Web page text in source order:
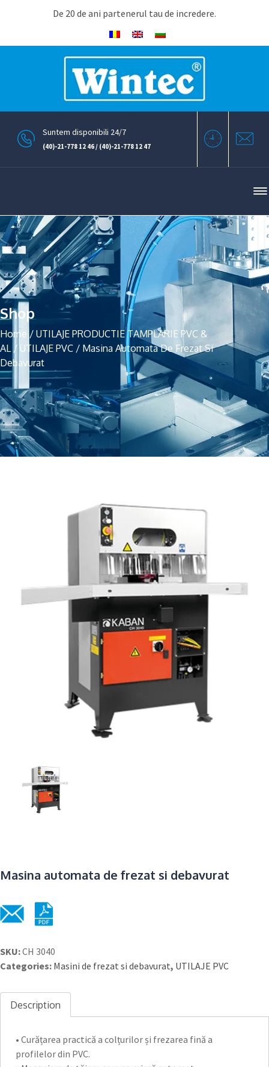
De 20 de ani partenerul tau de incredere.
Suntem disponibili 24/7
(40)-21-778 12 46 / (40)-21-778 12 47
Shop
Home / UTILAJE PRODUCTIE TAMPLARIE PVC &
AL/ UTILAJE PVC / Masina Automata De Frezat Si
Debavurat
Masina automata de frezat si debavurat
SKU:CH 3040
Categories: Masini de frezat si debavurat, UTILAJE PVC
Description
• Curățarea practică a colțurilor și frezarea fină a
profilelor din PVC.